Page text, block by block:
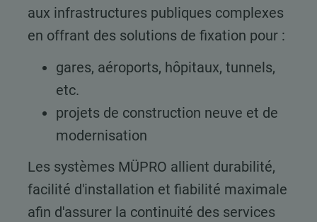
aux infrastructures publiques complexes
en offrant des solutions de fixation pour :
gares, aéroports, hôpitaux, tunnels,
etc.
projets de construction neuve et de
modernisation
Les systèmes MÜPRO allient durabilité,
facilité d'installation et fiabilité maximale
afin d'assurer la continuité des services